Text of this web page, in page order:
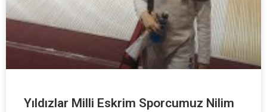
Yıldızlar Milli Eskrim Sporcumuz Nilim